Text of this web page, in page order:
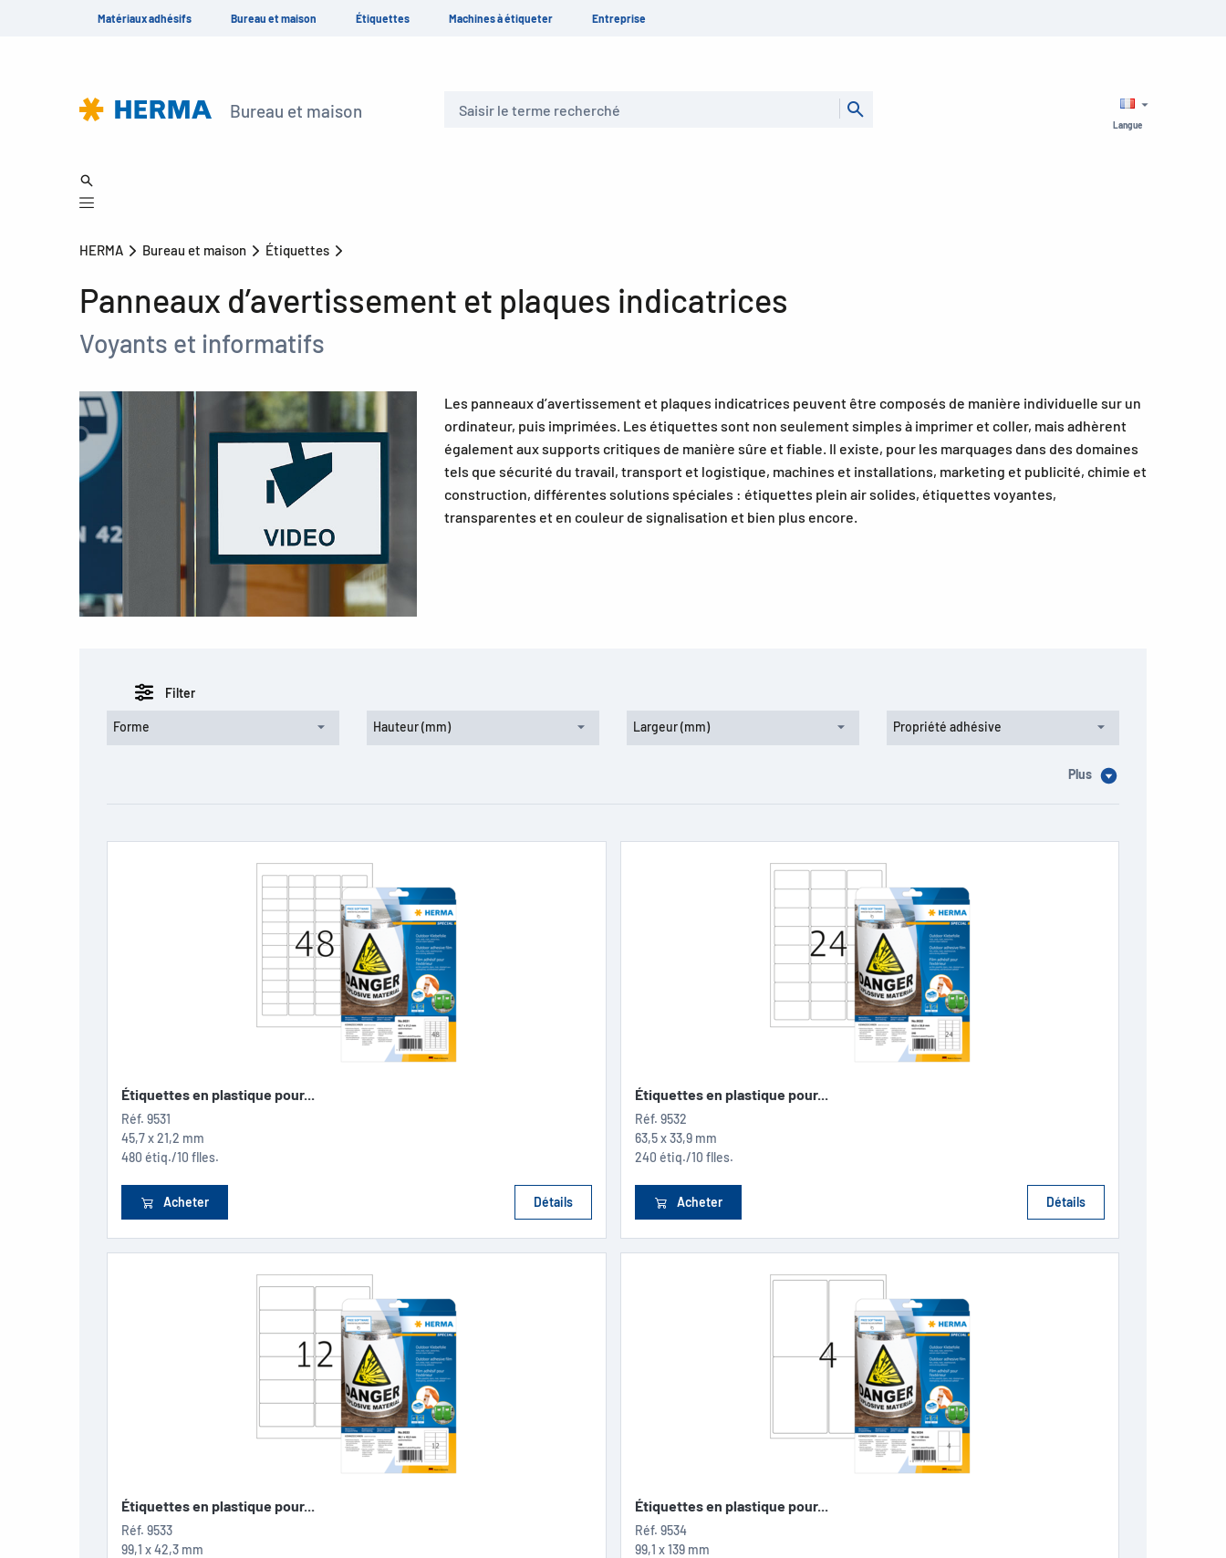
Matériaux adhésifs Bureau et maison Étiquettes Machines à étiqueter Entreprise
Bureau et maison
Langue
HERMA Bureau et maison Étiquettes
Panneaux d’avertissement et plaques indicatrices
Voyants et informatifs
Les panneaux d’avertissement et plaques indicatrices peuvent être composés de manière individuelle sur un
ordinateur, puis imprimées. Les étiquettes sont non seulement simples à imprimer et coller, mais adhèrent
également aux supports critiques de manière sûre et fiable. Il existe, pour les marquages dans des domaines
tels que sécurité du travail, transport et logistique, machines et installations, marketing et publicité, chimie et
construction, différentes solutions spéciales : étiquettes plein air solides, étiquettes voyantes,
transparentes et en couleur de signalisation et bien plus encore.
Filter
Forme Hauteur (mm) Largeur (mm) Propriété adhésive
Plus
Étiquettes en plastique pour...
Réf. 9531
45,7 x 21,2 mm
480 étiq./10 flles.
Acheter Détails
Étiquettes en plastique pour...
Réf. 9532
63,5 x 33,9 mm
240 étiq./10 flles.
Acheter Détails
Étiquettes en plastique pour...
Réf. 9533
99,1 x 42,3 mm
Étiquettes en plastique pour...
Réf. 9534
99,1 x 139 mm